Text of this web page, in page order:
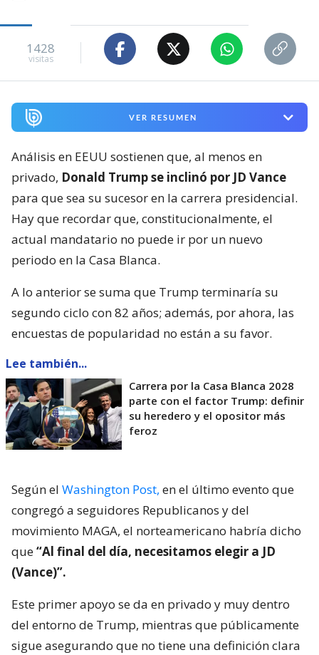
1428
visitas
VER RESUMEN
Análisis en EEUU sostienen que, al menos en
privado, Donald Trump se inclinó por JD Vance
para que sea su sucesor en la carrera presidencial.
Hay que recordar que, constitucionalmente, el
actual mandatario no puede ir por un nuevo
periodo en la Casa Blanca.
A lo anterior se suma que Trump terminaría su
segundo ciclo con 82 años; además, por ahora, las
encuestas de popularidad no están a su favor.
Lee también...
Carrera por la Casa Blanca 2028
parte con el factor Trump: definir
su heredero y el opositor más
feroz
Según el Washington Post, en el último evento que
congregó a seguidores Republicanos y del
movimiento MAGA, el norteamericano habría dicho
que“Al final del día, necesitamos elegir a JD
(Vance)”.
Este primer apoyo se da en privado y muy dentro
del entorno de Trump, mientras que públicamente
sigue asegurando que no tiene una definición clara